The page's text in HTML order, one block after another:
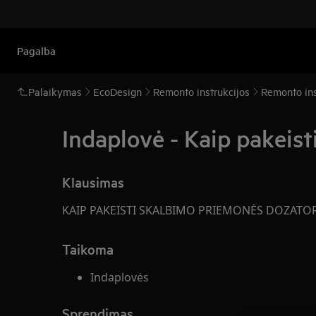
Pagalba
Palaikymas EcoDesign Remonto instrukcijos Remonto
Indaplovė - Kaip
Klausimas
KAIP PAKEISTI SKALBIMO PRIEMONĖS
Taikoma
Indaplovės